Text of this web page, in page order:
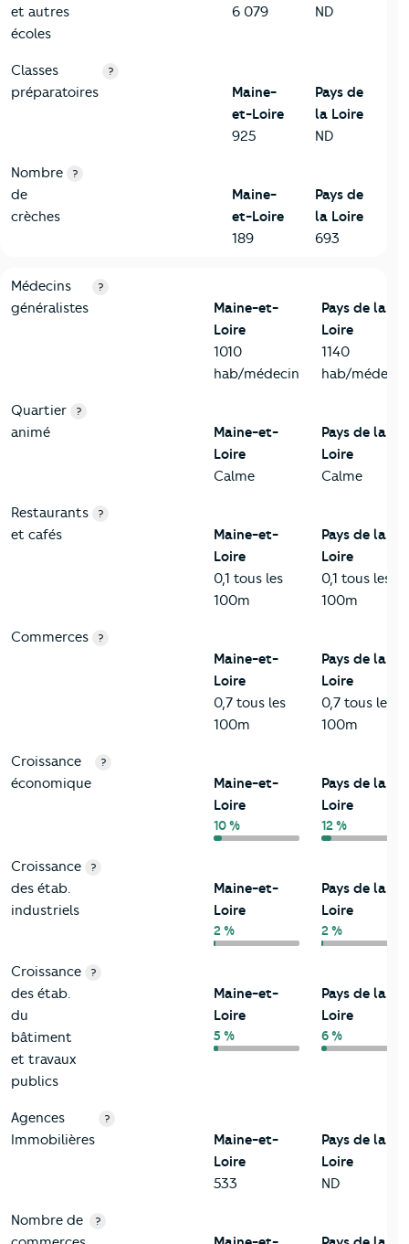
et autres
écoles
6 079
ND
Classes
préparatoires
?
Maine-
et-Loire
925
Pays de
la Loire
ND
Nombre
de
crèches
?
Maine-
et-Loire
189
Pays de
la Loire
693
5-Commerces
Critères Maine-et-Loire
Médecins
généralistes
?
Maine-et-
Loire
1010
hab/médecin
Pays de la
Loire
1140
hab/médecin
Quartier
animé
?
Maine-et-
Loire
Calme
Pays de la
Loire
Calme
Restaurants
et cafés
?
Maine-et-
Loire
0,1 tous les
100m
Pays de la
Loire
0,1 tous les
100m
Commerces ?
Maine-et-
Loire
0,7 tous les
100m
Pays de la
Loire
0,7 tous les
100m
Croissance
économique
?
Maine-et-
Loire
10 %
Pays de la
Loire
12 %
Croissance
des étab.
industriels
?
Maine-et-
Loire
2 %
Pays de la
Loire
2 %
Croissance
des étab.
du
bâtiment
et travaux
publics
?
Maine-et-
Loire
5 %
Pays de la
Loire
6 %
Agences
Immobilières
?
Maine-et-
Loire
533
Pays de la
Loire
ND
Nombre de
?